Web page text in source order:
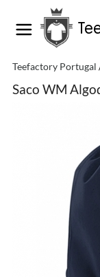
Teefactory Portugal
Saco WM